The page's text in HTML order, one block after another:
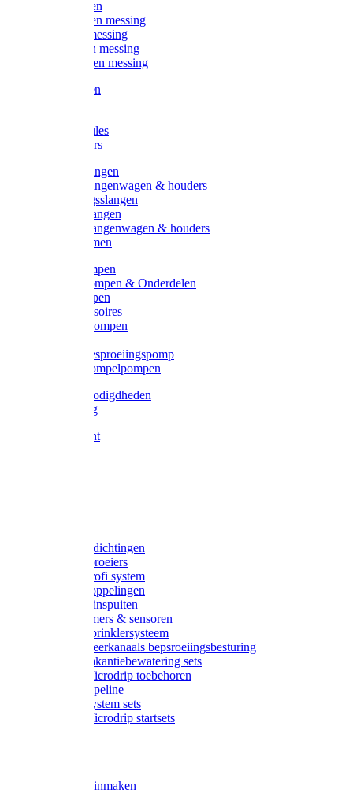
Kogelkranen
Koppelingen messing
Sproeiers messing
Tuinspuiten messing
Slangstukken messing
Handspuiten
Kunststoftules
Regenmeters
Overige slangen
Overige slangenwagen & houders
Beregeningsslangen
Gardena slangen
Gardena slangenwagen & houders
Slangklemmen
Leader pompen
Zwengelpompen & Onderdelen
Ebara pompen
Pompaccessoires
Excellent pompen
Gardena besproeiingspomp
Gardena dompelpompen
Tyleen benodigdheden
Tyleenslang
Lange bocht
Gardena afdichtingen
Gardena sproeiers
Gardena Profi system
Gardena koppelingen
Gardena tuinspuiten
Gardena timers & sensoren
Gardena Sprinklersysteem
Gardena meerkanaals bepsroeiingsbesturing
Gardena vakantiebewatering sets
Gardena Microdrip toebehoren
Gardena Pipeline
Gardena System sets
Gardena Microdrip startsets
Wecken & inmaken